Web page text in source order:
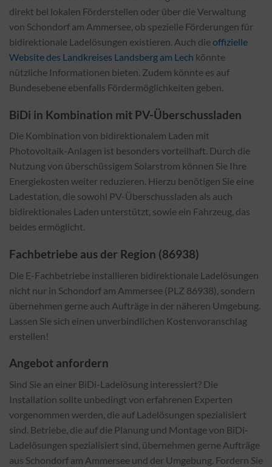
direkt bei lokalen Förderstellen oder über die Verwaltung
von Schondorf am Ammersee, ob spezielle Förderungen für
bidirektionale Ladelösungen existieren. Auch dieoffizielle
Website des Landkreises Landsberg am Lech könnte
nützliche Informationen bieten. Zudem könnte es auf
Bundesebene ebenfalls Fördermöglichkeiten geben.
BiDi in Kombination mit PV-Überschussladen
Die Kombination von bidirektionalem Laden mit
Photovoltaik-Anlagen ist besonders vorteilhaft. Durch die
Nutzung von überschüssigem Solarstrom können Sie Ihre
Energiekosten weiter reduzieren. Hierzu benötigen Sie eine
Ladestation, die sowohl PV-Überschussladen als auch
bidirektionales Laden unterstützt, sowie ein Fahrzeug, das
beides ermöglicht.
Fachbetriebe aus der Region (86938)
Die E-Fachbetriebe installieren bidirektionale Ladelösungen
nicht nur in Schondorf am Ammersee (PLZ 86938), sondern
übernehmen gerne auch Aufträge in der näheren Umgebung.
Lassen Sie sich einen unverbindlichen Kostenvoranschlag
erstellen!
Angebot anfordern
Sind Sie an einer BiDi-Ladelösung interessiert? Die
Installation sollte unbedingt von erfahrenen Experten
vorgenommen werden, die auf Ladelösungen spezialisiert
sind. Betriebe, die auf die Planung und Montage von BiDi-
Ladelösungen spezialisiert sind, übernehmen gerne Aufträge
aus Schondorf am Ammersee und der Umgebung. Fordern Sie